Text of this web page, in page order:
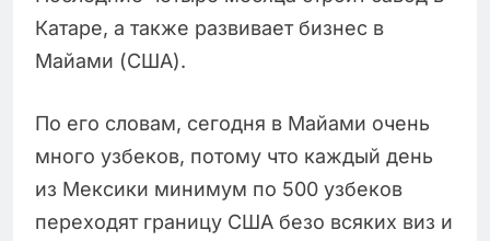
Катаре, а также развивает бизнес в
Майами (США).
По его словам, сегодня в Майами очень
много узбеков, потому что каждый день
из Мексики минимум по 500 узбеков
переходят границу США безо всяких виз и